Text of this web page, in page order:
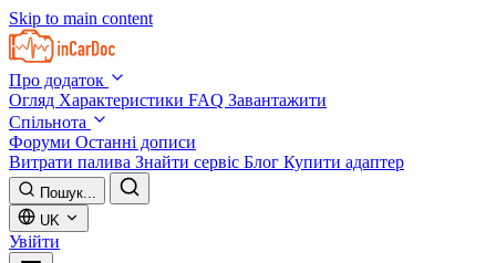
Skip to main content
Про додаток
Огляд Характеристики FAQ Завантажити
Спільнота
Форуми Останні дописи
Витрати палива Знайти сервіс Блог Купити адаптер
Пошук...
UK
Увійти